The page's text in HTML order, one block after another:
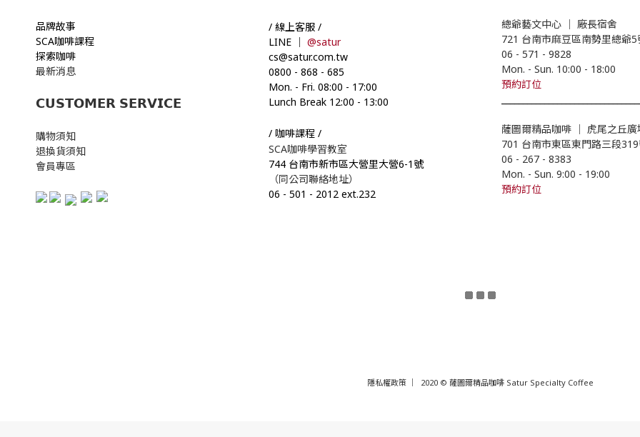
品牌故事
SCA咖啡課程
探索咖啡
最新消息
𝗖𝗨𝗦𝗧𝗢𝗠𝗘𝗥 𝗦𝗘𝗥𝗩𝗜𝗖𝗘
購物須知
退換貨須知
會員專區
/ 線上客服 /
LINE ｜ @satur
cs@satur.com.tw
0800 - 868 - 685
Mon. - Fri. 08:00 - 17:00
Lunch Break 12:00 - 13:00
/ 咖啡課程 /
SCA咖啡學習教室
744 台南市新市區大營里大營6-1號
（同公司聯絡地址）
06 - 501 - 2012 ext.232
總爺藝文中心 ｜ 廠長宿舍
721 台南市麻豆區南勢里總爺
06 - 571 - 9828
Mon. - Sun. 10:00 - 18:00
預約訂位
薩圖爾精品咖啡 ｜ 虎尾之丘廣
701 台南市東區東門路三段
06 - 267 - 8383
Mon. - Sun. 9:00 - 19:00
預約訂位
隱私權政策｜ 2020 © 薩圖爾精品咖啡 Satur Specialty Coffee